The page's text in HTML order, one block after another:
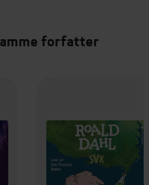
forfatter